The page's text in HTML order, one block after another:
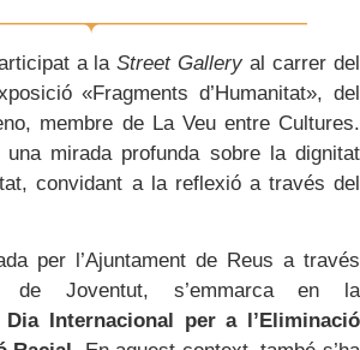
a la Street Gallery al carrer del
«Fragments d’Humanitat», del
membre de La Veu entre Cultures.
mirada profunda sobre la dignitat
convidant a la reflexió a través del
per l’Ajuntament de Reus a través
Joventut, s’emmarca en la
Dia Internacional per a l’Eliminació